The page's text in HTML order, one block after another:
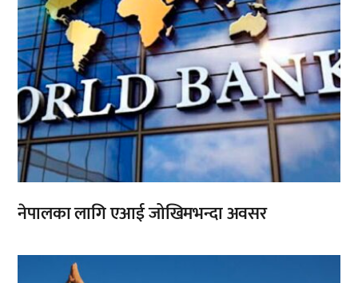
नेपालका लागि एआई जोखिमभन्दा अवसर